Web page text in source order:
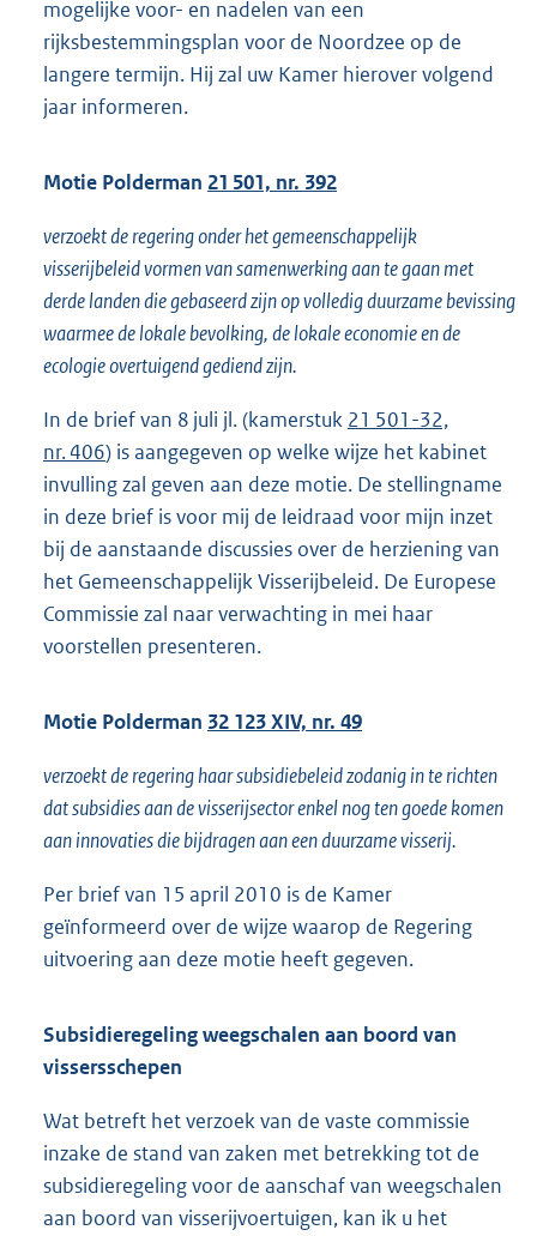
mogelijke voor- en nadelen van een
rijksbestemmingsplan voor de Noordzee op de
langere termijn. Hij zal uw Kamer hierover volgend
jaar informeren.
Motie Polderman 21 501, nr. 392
verzoekt de regering onder het gemeenschappelijk
visserijbeleid vormen van samenwerking aan te gaan met
derde landen die gebaseerd zijn op volledig duurzame bevissing
waarmee de lokale bevolking, de lokale economie en de
ecologie overtuigend gediend zijn.
In de brief van 8 juli jl. (kamerstuk 21 501-32,
nr. 406) is aangegeven op welke wijze het kabinet
invulling zal geven aan deze motie. De stellingname
in deze brief is voor mij de leidraad voor mijn inzet
bij de aanstaande discussies over de herziening van
het Gemeenschappelijk Visserijbeleid. De Europese
Commissie zal naar verwachting in mei haar
voorstellen presenteren.
Motie Polderman 32 123 XIV, nr. 49
verzoekt de regering haar subsidiebeleid zodanig in te richten
dat subsidies aan de visserijsector enkel nog ten goede komen
aan innovaties die bijdragen aan een duurzame visserij.
Per brief van 15 april 2010 is de Kamer
geïnformeerd over de wijze waarop de Regering
uitvoering aan deze motie heeft gegeven.
Subsidieregeling weegschalen aan boord van
vissersschepen
Wat betreft het verzoek van de vaste commissie
inzake de stand van zaken met betrekking tot de
subsidieregeling voor de aanschaf van weegschalen
aan boord van visserijvoertuigen, kan ik u het